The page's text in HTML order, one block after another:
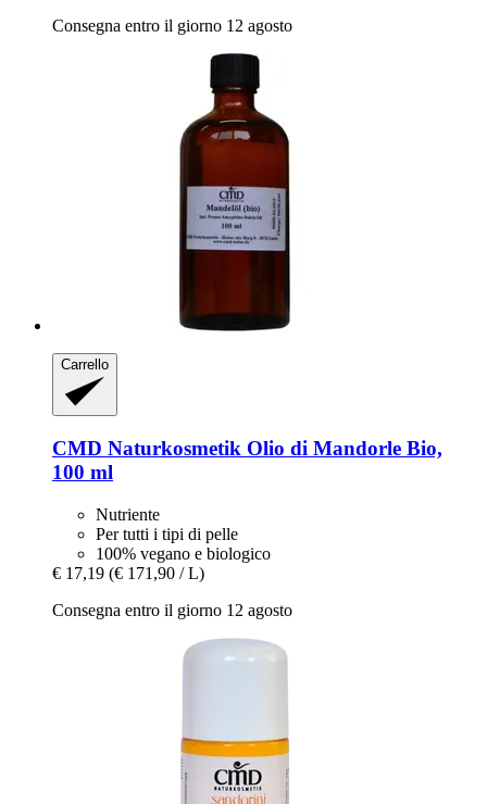
Consegna entro il giorno 12 agosto
Carrello
CMD Naturkosmetik Olio di Mandorle Bio,
100 ml
Nutriente
Per tutti i tipi di pelle
100% vegano e biologico
€ 17,19 (€ 171,90 / L)
Consegna entro il giorno 12 agosto